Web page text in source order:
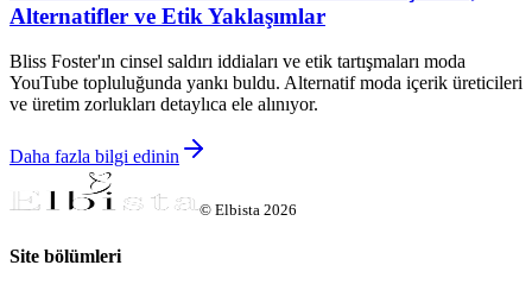
Alternatifler ve Etik Yaklaşımlar
Bliss Foster'ın cinsel saldırı iddiaları ve etik tartışmaları moda
YouTube topluluğunda yankı buldu. Alternatif moda içerik üreticileri
ve üretim zorlukları detaylıca ele alınıyor.
Daha fazla bilgi edinin
© Elbista 2026
Site bölümleri